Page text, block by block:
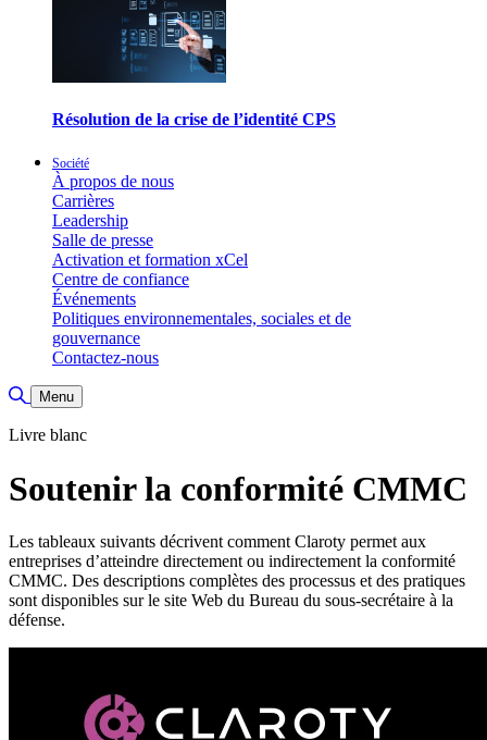
Résolution de la crise de l’identité CPS
Société
À propos de nous
Carrières
Leadership
Salle de presse
Activation et formation xCel
Centre de confiance
Événements
Politiques environnementales, sociales et de
gouvernance
Contactez-nous
Basculer la recherche
Menu
Livre blanc
Soutenir la conformité CMMC
Les tableaux suivants décrivent comment Claroty permet aux
entreprises d’atteindre directement ou indirectement la conformité
CMMC. Des descriptions complètes des processus et des pratiques
sont disponibles sur le site Web du Bureau du sous-secrétaire à la
défense.